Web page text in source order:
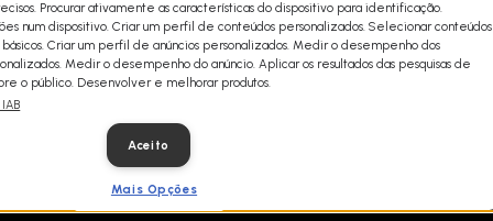
Procurar ativamente as características do dispositivo para identificação.
num dispositivo. Criar um perfil de conteúdos personalizados. Selecionar conteúdos
Criar um perfil de anúncios personalizados. Medir o desempenho dos
Medir o desempenho do anúncio. Aplicar os resultados das pesquisas de
o público. Desenvolver e melhorar produtos.
Aceito
Mais Opções